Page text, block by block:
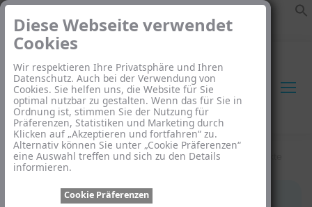
Diese Webseite verwendet
Cookies
Wir respektieren Ihre Privatsphäre und Ihren
Datenschutz. Auch bei der Verwendung von
Cookies. Sie helfen uns, die Website für Sie
optimal nutzbar zu gestalten. Wenn das für Sie in
Ordnung ist, stimmen Sie der Nutzung für
Präferenzen, Statistiken und Marketing durch
Klicken auf „Akzeptieren und fortfahren“ zu.
Alternativ können Sie unter „Cookie Präferenzen“
eine Auswahl treffen und sich zu den Details
informieren.
Cookie Präferenzen
Search:
Startseite » Digitaler Produktpass für nachhaltige Produkte